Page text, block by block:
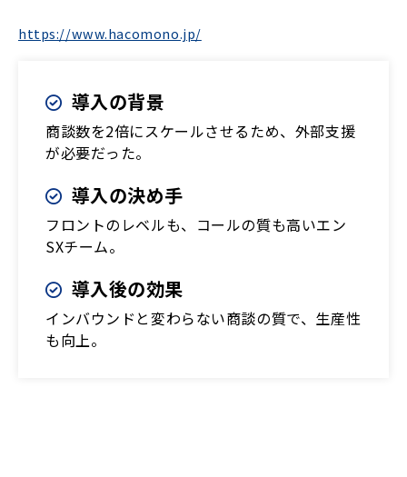
https://www.hacomono.jp/
導入の背景
商談数を2倍にスケールさせるため、外部支援
が必要だった。
導入の決め手
フロントのレベルも、コールの質も高いエン
SXチーム。
導入後の効果
インバウンドと変わらない商談の質で、生産性
も向上。